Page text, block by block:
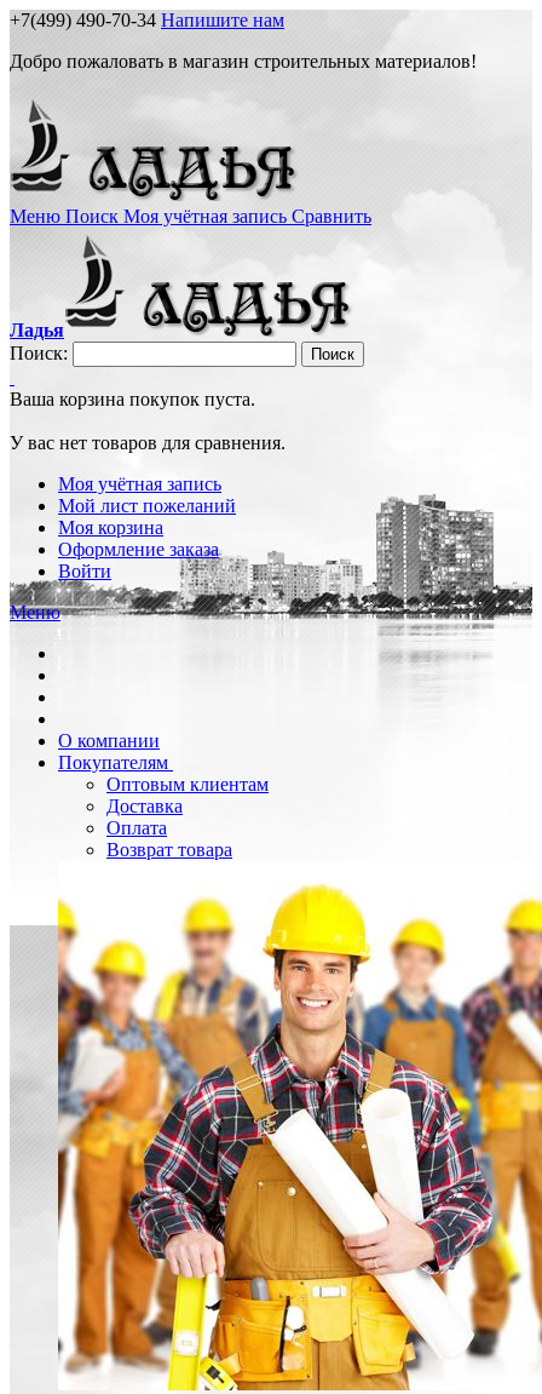
+7(499) 490-70-34 Напишите нам
Добро пожаловать в магазин строительных материалов!
Меню Поиск Моя учётная запись Сравнить
Ладья
Поиск:
Поиск
Ваша корзина покупок пуста.
У вас нет товаров для сравнения.
Моя учётная запись
Мой лист пожеланий
Моя корзина
Оформление заказа
Войти
Меню
О компании
Покупателям
Оптовым клиентам
Доставка
Оплата
Возврат товара